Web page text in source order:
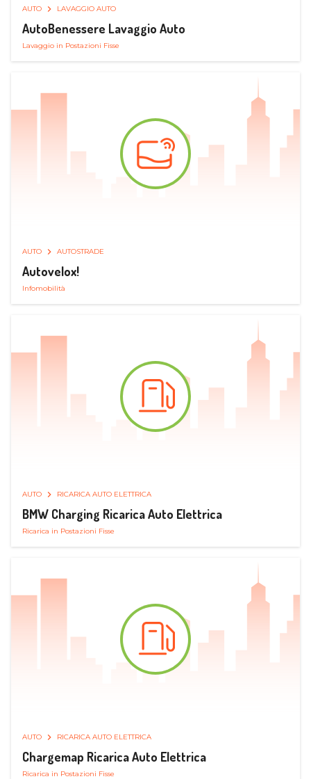
AUTO LAVAGGIO AUTO
AutoBenessere Lavaggio Auto
Lavaggio in Postazioni Fisse
AUTO AUTOSTRADE
Autovelox!
Infomobilità
AUTO RICARICA AUTO ELETTRICA
BMW Charging Ricarica Auto Elettrica
Ricarica in Postazioni Fisse
AUTO RICARICA AUTO ELETTRICA
Chargemap Ricarica Auto Elettrica
Ricarica in Postazioni Fisse